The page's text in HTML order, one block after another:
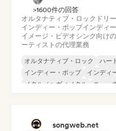
>1600件の回答
オルタナティブ・ロック ドリ
インディー・ポップインディ
イメージ・ビデオシンク向け
ーティストの代理業務
オルタナティブ・ロック
ハー
インディー・ポップ
インディ
メタル／ヘヴィメタル
ニュー
songweb.net